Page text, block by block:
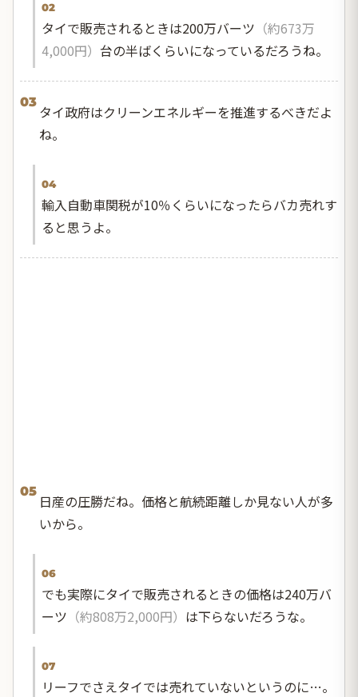
02
タイで販売されるときは200万バーツ （約673万
4,000円） 台の半ばくらいになっているだろうね。
03
タイ政府はクリーンエネルギーを推進するべきだよ
ね。
04
輸入自動車関税が10％くらいになったらバカ売れす
ると思うよ。
05
日産の圧勝だね。価格と航続距離しか見ない人が多
いから。
06
でも実際にタイで販売されるときの価格は240万バ
ーツ （約808万2,000円） は下らないだろうな。
07
リーフでさえタイでは売れていないというのに…。